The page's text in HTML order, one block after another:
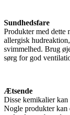
Sundhedsfare
Produkter med dette
allergisk
svimmelhed. Brug
sørg for god
Ætsende
Disse kemikalier
Nogle produkter kan